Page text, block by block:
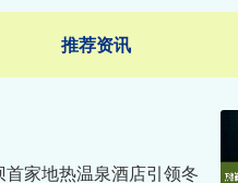
推荐资讯
家地热温泉酒店引领冬